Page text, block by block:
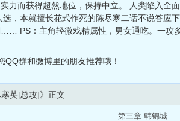
力而获得超然地位，保持中立。 人类陷入
，本就擅长花式作死的陈尽寒二话不说答应
PS：主角轻微戏精属性，男女通吃。一攻
群和微博里的朋友推荐哦！
寒英[总攻]》正文
第三章 韩锦城